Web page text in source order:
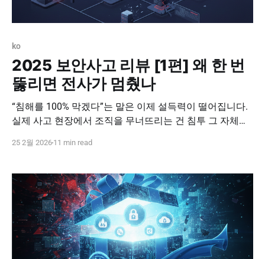
ko
2025 보안사고 리뷰 [1편] 왜 한 번
뚫리면 전사가 멈췄나
“침해를 100% 막겠다”는 말은 이제 설득력이 떨어집니다.
실제 사고 현장에서 조직을 무너뜨리는 건 침투 그 자체가
그리고 실행(복호화·조회·유출) 이기 때문입니다. 2025년
한 번, 계정 한 번, 백도어 한 번으로 시작한
25 2월 2026 11 min read